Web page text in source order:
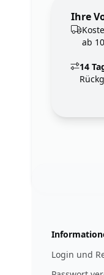
Ihre
ab
14
Login und